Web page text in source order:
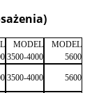
MODEL
3500-4000
MODEL
5600
3500-4000 5600